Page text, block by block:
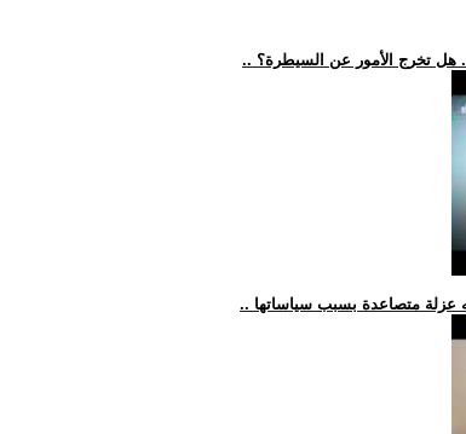
عزلة متصاعدة بسبب سياساتها